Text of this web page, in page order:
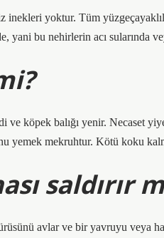
yoktur. Tüm
bu nehirlerin acı sularında
ve köpek balığı yenir. Necaset
yemek mekruhtur. Kötü koku
saldırır
avlar ve bir yavruyu veya